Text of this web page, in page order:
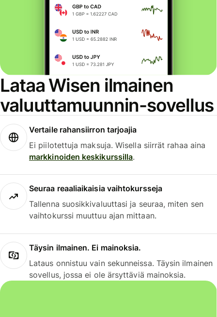
Lataa Wisen ilmainen
valuuttamuunnin-sovellus
Vertaile rahansiirron tarjoajia
Ei piilotettuja maksuja. Wisella siirrät rahaa aina
markkinoiden keskikurssilla.
Seuraa reaaliaikaisia vaihtokursseja
Tallenna suosikkivaluuttasi ja seuraa, miten sen
vaihtokurssi muuttuu ajan mittaan.
Täysin ilmainen. Ei mainoksia.
Lataus onnistuu vain sekunneissa. Täysin ilmainen
sovellus, jossa ei ole ärsyttäviä mainoksia.